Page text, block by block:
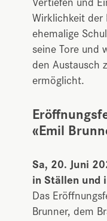
Wirklichkeit der
ehemalige
seine Tore und
den Austausch
ermöglicht.
«Emil
Sa, 20. Juni
in Ställen und
Das
Brunner, dem